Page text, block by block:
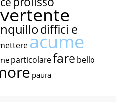
difficile
acume
particolarefare bello
paura